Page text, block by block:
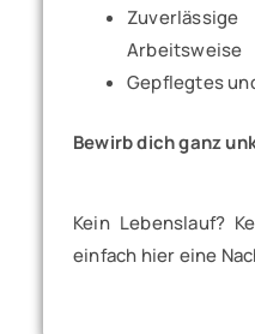
Arbeitsweise
Gepflegtes
Bewirb dich ganz
Kein Lebenslauf?
einfach hier eine